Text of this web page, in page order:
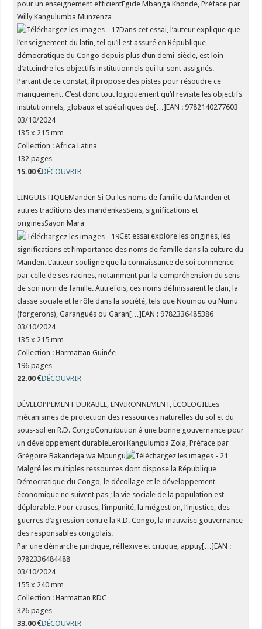
pour un enseignement efficientEgide Mbanga Khonde, Préface par
Willy Kangulumba Munzenza
Dans cet essai, l’auteur explique que
l’enseignement du latin, tel qu’il est assuré en République
démocratique du Congo depuis plus d’un demi-siècle, est loin
d’atteindre les objectifs institutionnels qui lui sont assignés.
Partant de ce constat, il propose des pistes pour résoudre ce
manquement. C’est donc tout logiquement qu’il revisite les objectifs
institutionnels, globaux et spécifiques de[…]EAN : 9782140277603
03/10/2024
135 x 215 mm
Collection : Africa Latina
132 pages
15.00 €DÉCOUVRIR
LINGUISTIQUEManden Si Ou les noms de famille du Manden et
autres traditions des mandenkasSens, significations et
originesSayon Mara
Cet essai explore les origines, les
significations et l’importance des noms de famille dans la culture du
Manden. L’auteur souligne que la connaissance de soi commence
par celle de ses racines, notamment par la compréhension du sens
de son nom de famille. Autrefois, ces noms définissaient le clan, la
classe sociale et le rôle dans la société, tels que Noumou ou Numu
(forgerons), Garangués ou Garan[…]EAN : 9782336485386
03/10/2024
135 x 215 mm
Collection : Harmattan Guinée
196 pages
22.00 €DÉCOUVRIR
DÉVELOPPEMENT DURABLE, ENVIRONNEMENT, ÉCOLOGIELes
mécanismes de protection des ressources naturelles du sol et du
sous-sol en R.D. CongoContribution à une bonne gouvernance pour
un développement durableLeroi Kangulumba Zola, Préface par
Grégoire Bakandeja wa Mpungu
Malgré les multiples ressources dont dispose la République
Démocratique du Congo, le décollage et le développement
économique ne suivent pas ; la vie sociale de la population est
déplorable. Pour causes, l’impunité, la mégestion, l’injustice, des
guerres d’agression contre la R.D. Congo, la mauvaise gouvernance
des responsables congolais.
Par une démarche juridique, réflexive et critique, appuy[…]EAN :
9782336484488
03/10/2024
155 x 240 mm
Collection : Harmattan RDC
326 pages
33.00 €DÉCOUVRIR